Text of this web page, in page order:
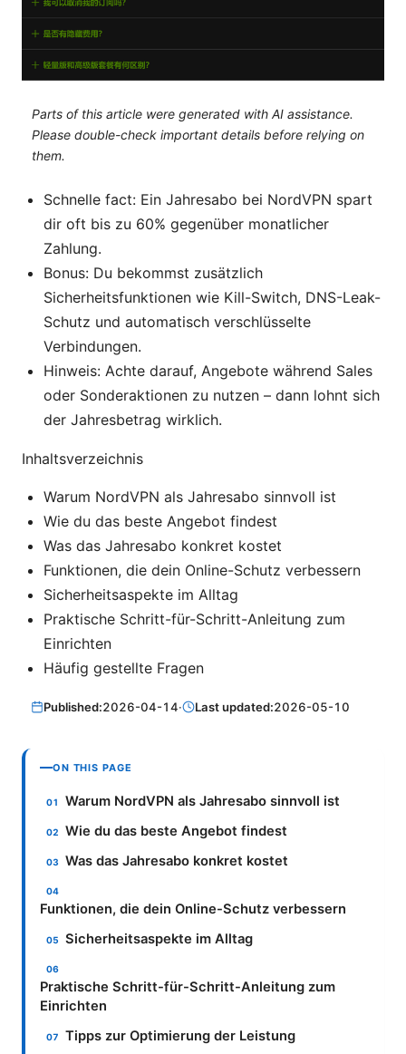
Parts of this article were generated with AI assistance.
Please double-check important details before relying on
them.
Schnelle fact: Ein Jahresabo bei NordVPN spart
dir oft bis zu 60% gegenüber monatlicher
Zahlung.
Bonus: Du bekommst zusätzlich
Sicherheitsfunktionen wie Kill-Switch, DNS-Leak-
Schutz und automatisch verschlüsselte
Verbindungen.
Hinweis: Achte darauf, Angebote während Sales
oder Sonderaktionen zu nutzen – dann lohnt sich
der Jahresbetrag wirklich.
Inhaltsverzeichnis
Warum NordVPN als Jahresabo sinnvoll ist
Wie du das beste Angebot findest
Was das Jahresabo konkret kostet
Funktionen, die dein Online-Schutz verbessern
Sicherheitsaspekte im Alltag
Praktische Schritt-für-Schritt-Anleitung zum
Einrichten
Häufig gestellte Fragen
Published:2026-04-14· Last updated:2026-05-10
ON THIS PAGE
Warum NordVPN als Jahresabo sinnvoll ist
Wie du das beste Angebot findest
Was das Jahresabo konkret kostet
Funktionen, die dein Online-Schutz verbessern
Sicherheitsaspekte im Alltag
Praktische Schritt-für-Schritt-Anleitung zum
Einrichten
Tipps zur Optimierung der Leistung